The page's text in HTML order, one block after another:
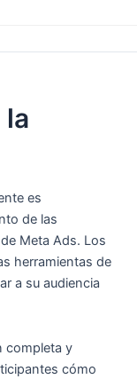
la
es
de las
Meta Ads. Los
herramientas de
a su audiencia
completa y
cómo